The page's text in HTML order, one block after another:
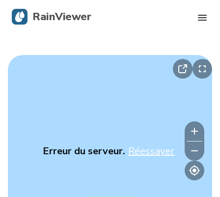
Erreur du serveur. Réessayer
RainViewer